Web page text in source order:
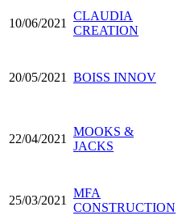
10/06/2021
CLAUDIA
CREATION
20/05/2021 BOISS INNOV
22/04/2021
MOOKS &
JACKS
25/03/2021
MFA
CONSTRUCTION